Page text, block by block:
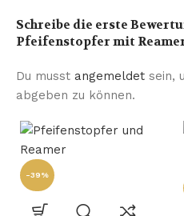
Schreibe die erste
Pfeifenstopfer mit
Du musst angemeldet sein,
abgeben zu können.
-39%